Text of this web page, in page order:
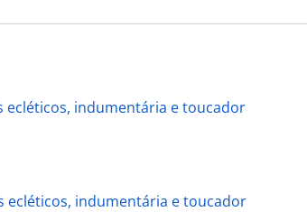
ecléticos, indumentária e toucador
ecléticos, indumentária e toucador